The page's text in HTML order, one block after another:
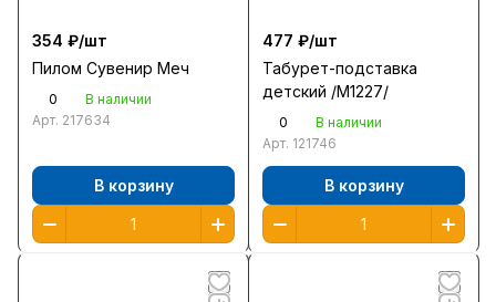
354 ₽/шт
Пилом Сувенир Меч
0
В наличии
Арт. 217634
В корзину
477 ₽/шт
Табурет-подставка
детский /М1227/
0
В наличии
Арт. 121746
В корзину